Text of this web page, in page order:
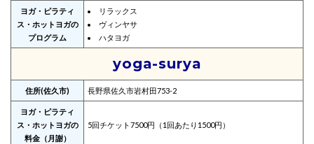
ヨガ・ピラティ
ス・ホットヨガの
プログラム
リラックス
ヴィンヤサ
ハタヨガ
yoga-surya
住所(佐久市) 長野県佐久市岩村田753-2
ヨガ・ピラティ
ス・ホットヨガの
料金（月謝）
5回チケット7500円（1回あたり1500円）